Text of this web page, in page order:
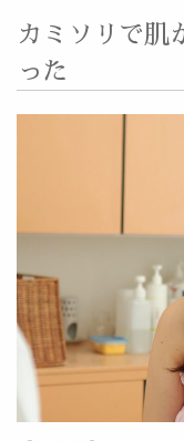
カミソリで肌
った